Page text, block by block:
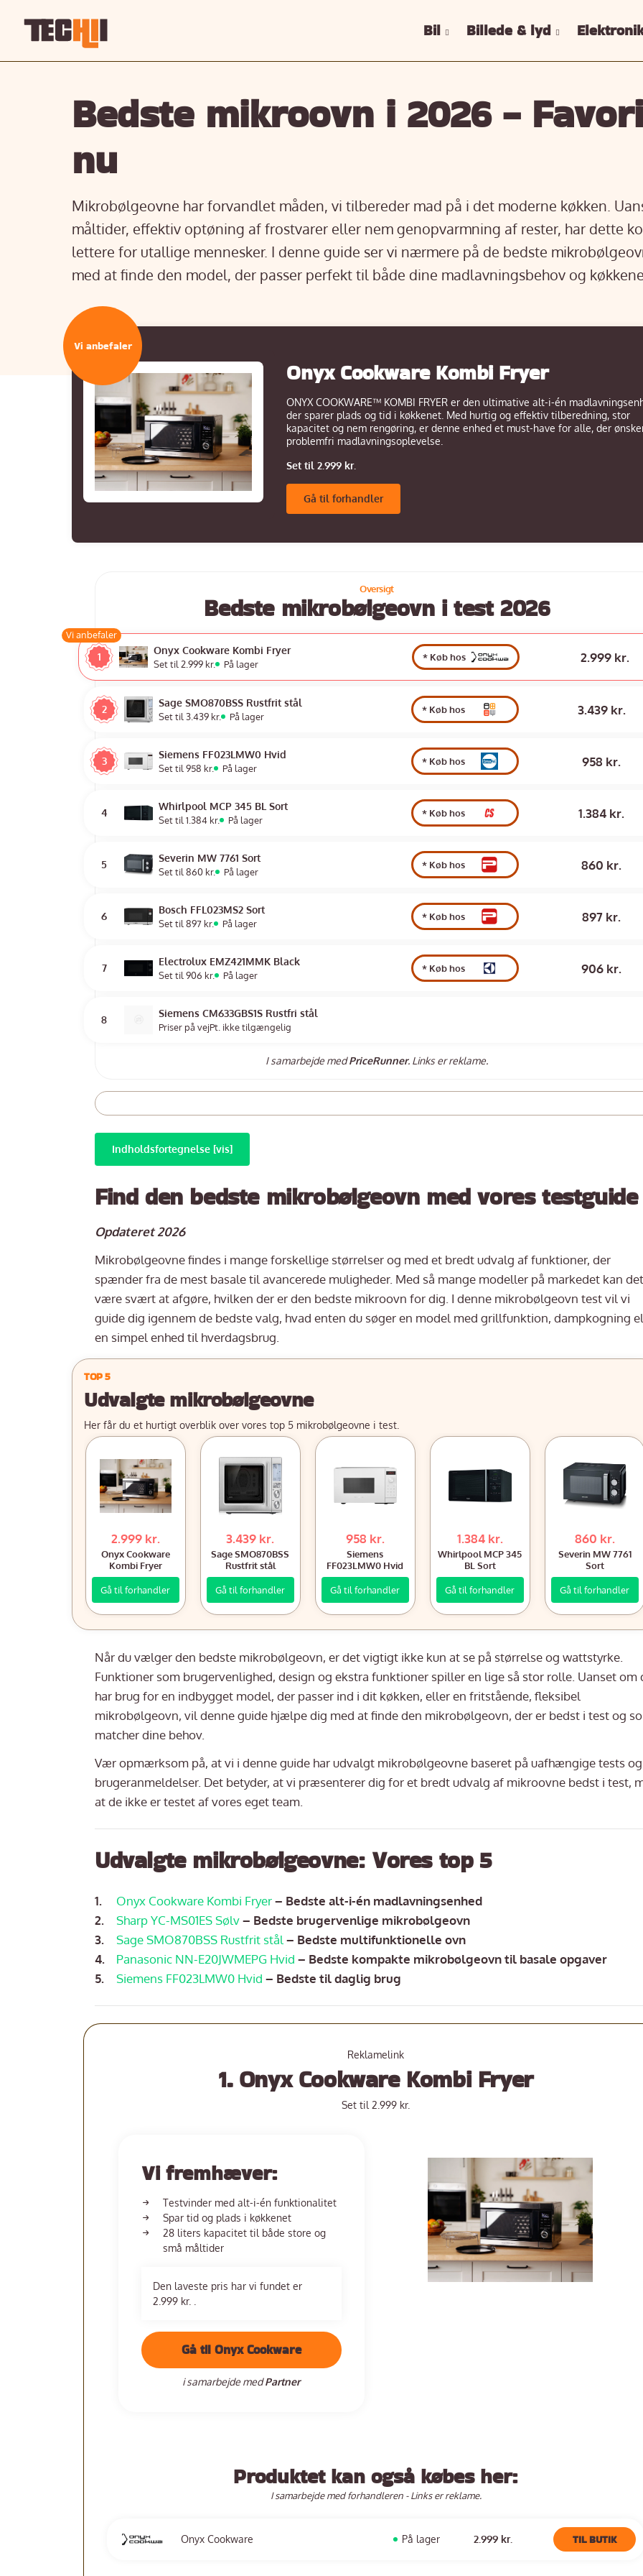
Bil Billede & lyd
Bedste mikroovn i 2026 -
nu
Mikrobølgeovne har forvandlet måden, vi tilbereder mad på i det moderne køkken.
måltider, effektiv optøning af frostvarer eller nem genopvarmning af rester, har dette
lettere for utallige mennesker. I denne guide ser vi nærmere på de bedste
med at finde den model, der passer perfekt til både dine madlavningsbehov og
Onyx Cookware Kombi Fryer
ONYX COOKWARE™ KOMBI FRYER er den ultimative alt-i-én
der sparer plads og tid i køkkenet. Med hurtig og effektiv tilberedning, stor
kapacitet og nem rengøring, er denne enhed et must-have for alle, der
problemfri madlavningsoplevelse.
Set til 2.999 kr.
Gå til forhandler
Bedste mikrobølgeovn i test 2026
Vi anbefaler
1
Onyx Cookware Kombi Fryer
Set til 2.999 kr. På lager
* Køb hos 2.999 kr.
2
Sage SMO870BSS Rustfrit stål
Set til 3.439 kr. På lager
* Køb hos 3.439 kr.
3
Siemens FF023LMW0 Hvid
Set til 958 kr. På lager
* Køb hos 958 kr.
4
Whirlpool MCP 345 BL Sort
Set til 1.384 kr. På lager
* Køb hos 1.384 kr.
5
Severin MW 7761 Sort
Set til 860 kr. På lager
* Køb hos 860 kr.
6
Bosch FFL023MS2 Sort
Set til 897 kr. På lager
* Køb hos 897 kr.
7
Electrolux EMZ421MMK Black
Set til 906 kr. På lager
* Køb hos 906 kr.
8
Siemens CM633GBS1S Rustfri stål
Priser på vejPt. ikke tilgængelig
I samarbejde medPriceRunner. Links er reklame.
Indholdsfortegnelse [vis]
Find den bedste mikrobølgeovnmed vores testguide
Opdateret 2026
Mikrobølgeovne findes i mange forskellige størrelser og med et bredt udvalg af funktioner, der
spænder fra de mest basale til avancerede muligheder. Med så mange modeller på markedet kan det
være svært at afgøre, hvilken der er den bedste mikroovn for dig. I denne mikrobølgeovn test vil vi
guide dig igennem de bedste valg, hvad enten du søger en model med grillfunktion, dampkogning
en simpel enhed til hverdagsbrug.
Udvalgte mikrobølgeovne
Her får du et hurtigt overblik over vores top 5 mikrobølgeovne i test.
2.999 kr.
Onyx Cookware
Kombi Fryer
Gå til forhandler
3.439 kr.
Sage SMO870BSS
Rustfrit stål
Gå til forhandler
958 kr.
Siemens
FF023LMW0 Hvid
Gå til forhandler
1.384 kr.
Whirlpool MCP 345
BL Sort
Gå til forhandler
860 kr.
Severin MW 7761
Sort
Gå til forhandler
Når du vælger den bedste mikrobølgeovn, er det vigtigt ikke kun at se på størrelse og wattstyrke.
Funktioner som brugervenlighed, design og ekstra funktioner spiller en lige så stor rolle. Uanset om
har brug for en indbygget model, der passer ind i dit køkken, eller en fritstående, fleksibel
mikrobølgeovn, vil denne guide hjælpe dig med at finde den mikrobølgeovn, der er bedst i test og
matcher dine behov.
Vær opmærksom på, at vi i denne guide har udvalgt mikrobølgeovne baseret på uafhængige tests og
brugeranmeldelser. Det betyder, at vi præsenterer dig for et bredt udvalg af mikroovne bedst i test,
at de ikke er testet af vores eget team.
Udvalgte mikrobølgeovne: Vores top 5
Onyx Cookware Kombi Fryer– Bedste alt-i-én madlavningsenhed
Sharp YC-MS01ES Sølv– Bedste brugervenlige mikrobølgeovn
Sage SMO870BSS Rustfrit stål – Bedste multifunktionelle ovn
Panasonic NN-E20JWMEPG Hvid – Bedste kompakte mikrobølgeovn til basale opgaver
Siemens FF023LMW0 Hvid – Bedste til daglig brug
Reklamelink
1. Onyx Cookware Kombi Fryer
Set til 2.999 kr.
Vi fremhæver:
Testvinder med alt-i-én funktionalitet
Spar tid og plads i køkkenet
28 liters kapacitet til både store og
små måltider
Den laveste pris har vi fundet er
2.999 kr. .
Gå til Onyx Cookware
i samarbejde medPartner
Produktet kan også købes her:
I samarbejde med forhandleren - Links er reklame.
Onyx Cookware På lager 2.999 kr. TIL BUTIK